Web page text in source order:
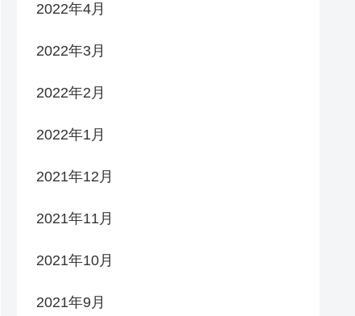
2022年4月
2022年3月
2022年2月
2022年1月
2021年12月
2021年11月
2021年10月
2021年9月